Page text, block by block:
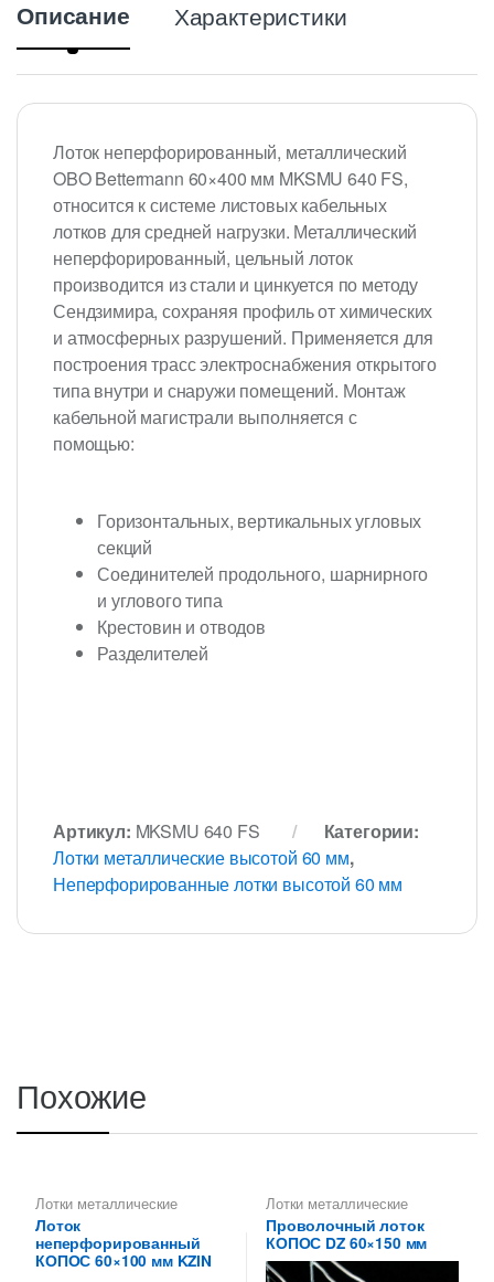
Описание Характеристики
Лоток неперфорированный, металлический
OBO Bettermann 60×400 мм MKSMU 640 FS,
относится к системе листовых кабельных
лотков для средней нагрузки. Металлический
неперфорированный, цельный лоток
производится из стали и цинкуется по методу
Сендзимира, сохраняя профиль от химических
и атмосферных разрушений. Применяется для
построения трасс электроснабжения открытого
типа внутри и снаружи помещений. Монтаж
кабельной магистрали выполняется с
помощью:
Горизонтальных, вертикальных угловых
секций
Соединителей продольного, шарнирного
и углового типа
Крестовин и отводов
Разделителей
Артикул: MKSMU 640 FS
Категории:
Лотки металлические высотой 60 мм,
Неперфорированные лотки высотой 60 мм
Похожие
Лотки металлические
высотой 60 мм
Неперфорированные лотки
высотой 60 мм
Лоток
неперфорированный
КОПОС 60×100 мм KZIN
Лотки металлические
высотой 60 мм
Проволочные лотки высотой
60 мм
Проволочный лоток
КОПОС DZ 60×150 мм